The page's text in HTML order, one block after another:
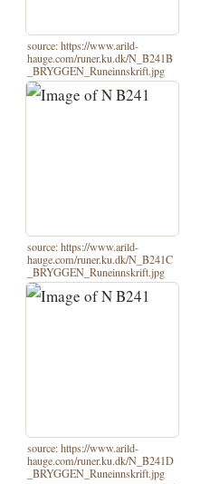
source: https://www.arild-
hauge.com/runer.ku.dk/N_B241B
_BRYGGEN_Runeinnskrift.jpg
source: https://www.arild-
hauge.com/runer.ku.dk/N_B241C
_BRYGGEN_Runeinnskrift.jpg
source: https://www.arild-
hauge.com/runer.ku.dk/N_B241D
_BRYGGEN_Runeinnskrift.jpg